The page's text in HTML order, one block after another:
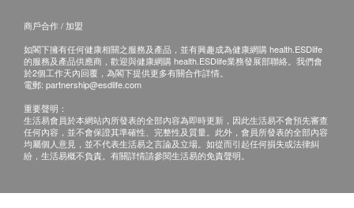
商戶合作 / 加盟
如閣下擁有任何健康相關之服務及產品，並有興趣成為健康網購 health.ESDlife
的服務及產品供應商，歡迎與健康網購 health.ESDlife業務發展部聯絡。我們會
於2個工作天內回覆，為閣下提供更多有關合作詳情。
電郵: partnership@esdlife.com
重要聲明：
生活易會員於本網站內所發表的全部內容為即時更新，因此生活易不會預先審查
任何內容，並不會保證其準確性、完整性及質量。此外，會員所發表的全部內容
均屬個人意見，並不代表生活易之言論及立場。如從而引起任何損失或法律糾
紛，生活易概不負責。有關詳情請參閱生活易的免責聲明。